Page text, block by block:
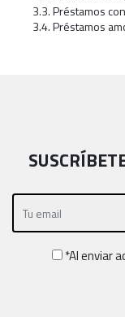
3.3. Préstamos
3.4. Préstamos
*Al enviar